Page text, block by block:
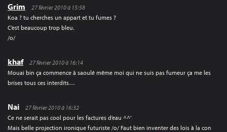
Grim
27 février 2010 à 15:58
Koa ? tu cherches un appart et tu fumes ?
C’est beaucoup trop bleu.
/o/
khaf
27 février 2010 à 16:14
Mouai bin ça commence à saoulé même moi qui ne suis pas fumeur ça me les
brises tous ces interdits…
Nai
27 février 2010 à 16:32
Ce ne serait pas cool pour les factures d’eau ^^’
Mais belle projection ironique futuriste /o/ Faut bien inventer des lois à la con